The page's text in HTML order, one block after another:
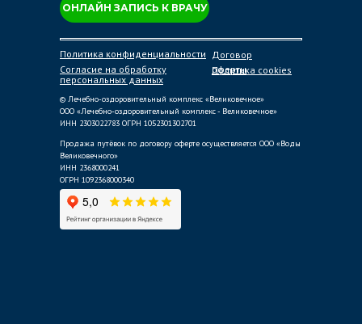
Политика конфиденциальности
Согласие на обработку
персональных данных
Политика cookies
Договор
оферты
© Лечебно-оздоровительный комплекс «Великовечное»
ООО «Лечебно-оздоровительный комплекс - Великовечное»
ИНН 2303022783 ОГРН 1052301302701
Продажа путёвок по договору оферте осуществляется ООО «Воды
Великовечного»
ИНН 2368000241
ОГРН 1092368000340
ОНЛАЙН ЗАПИСЬ К ВРАЧУ